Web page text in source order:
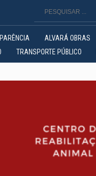
ALVARÁ OBRAS
TRANSPORTE PÚBLICO